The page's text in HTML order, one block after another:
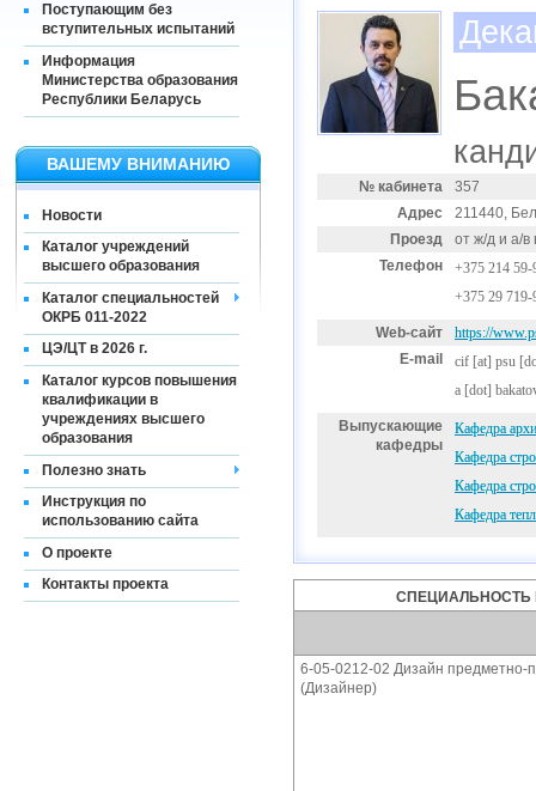
Поступающим без
вступительных испытаний
Информация
Министерства образования
Республики Беларусь
ВАШЕМУ ВНИМАНИЮ
Новости
Каталог учреждений
высшего образования
Каталог специальностей
ОКРБ 011-2022
ЦЭ/ЦТ в 2026 г.
Каталог курсов повышения
квалификации в
учреждениях высшего
образования
Полезно знать
Инструкция по
использованию сайта
О проекте
Контакты проекта
№ кабинета
357
Адрес
211440,
Проезд
от ж/д и а/в
Телефон
+375 214 59-
+375 29 719-
Web-сайт
https://
E-mail
cif [at] psu
a [dot]
Выпускающие
кафедры
Кафедра
Кафедра
Кафедра
Кафедра
СПЕЦИАЛЬНОСТЬ
6-05-0212-02 Дизайн предметно-
(Дизайнер)